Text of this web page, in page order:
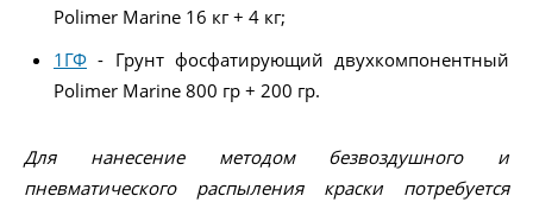
Polimer Marine 16 кг + 4 кг;
1ГФ - Грунт фосфатирующий двухкомпонентный
Polimer Marine 800 гр + 200 гр.
Для нанесение методом безвоздушного и
пневматического распыления краски потребуется